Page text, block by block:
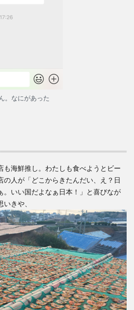
。なにがあった
も海鮮推し。わたしも食べようとビー
の人が「どこからきたんだい、え？日
。いい国だよなぁ日本！」と喜びなが
きや、